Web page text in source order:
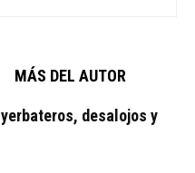
MÁS DEL AUTOR
desalojos y